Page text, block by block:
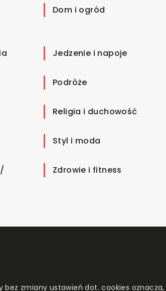
Dom i ogród
Jedzenie i napoje
Podróże
Religia i duchowość
Styl i moda
Zdrowie i fitness
zmiany ustawień dot. cookies